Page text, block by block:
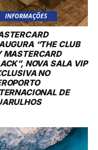
INFORMAÇÕES
“THE CLUB
MASTERCARD
NOVA SALA VIP
NO
DE